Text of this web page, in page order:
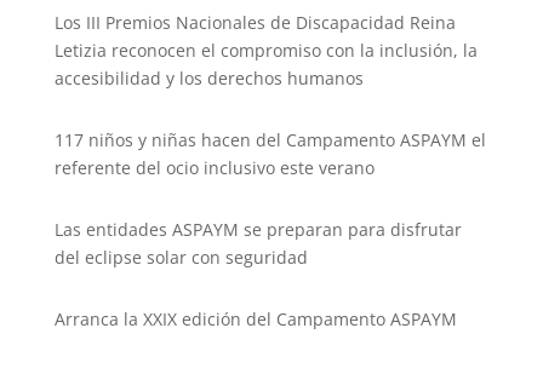
Los III Premios Nacionales de Discapacidad Reina
Letizia reconocen el compromiso con la inclusión, la
accesibilidad y los derechos humanos
117 niños y niñas hacen del Campamento ASPAYM el
referente del ocio inclusivo este verano
Las entidades ASPAYM se preparan para disfrutar
del eclipse solar con seguridad
Arranca la XXIX edición del Campamento ASPAYM